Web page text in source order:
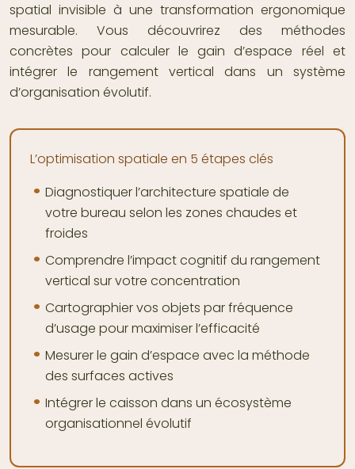
spatial invisible à une transformation ergonomique
mesurable. Vous découvrirez des méthodes
concrètes pour calculer le gain d’espace réel et
intégrer le rangement vertical dans un système
d’organisation évolutif.
L’optimisation spatiale en 5 étapes clés
Diagnostiquer l’architecture spatiale de
votre bureau selon les zones chaudes et
froides
Comprendre l’impact cognitif du rangement
vertical sur votre concentration
Cartographier vos objets par fréquence
d’usage pour maximiser l’efficacité
Mesurer le gain d’espace avec la méthode
des surfaces actives
Intégrer le caisson dans un écosystème
organisationnel évolutif